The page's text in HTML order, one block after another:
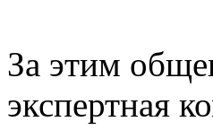
За этим
экспертная